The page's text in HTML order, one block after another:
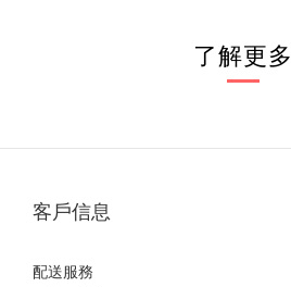
了解更多
客戶信息
配送服務